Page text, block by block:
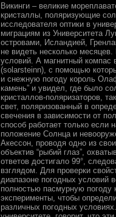
Викинги – великие
кристаллы, поляризующие
исследователя оптики в
миграциям из Университета
островами, Исландией,
не видеть несколько
условий. А магнитный компас
(solarsteinn), с помощью
и снежную погоду король
камень” и увидел, где было
кристаллов-поляризаторов,
свет, поляризованный в
свечения в зависимости от
способ работает только если
положение Солнца и
Акессон, проводя одно из
объектив “рыбий глаз”,
ответов достигало 99°,
взглядом. Для проверки
диапазоне погодных условий
полностью пасмурную погоду
эксперименты, чтобы
различных погодных